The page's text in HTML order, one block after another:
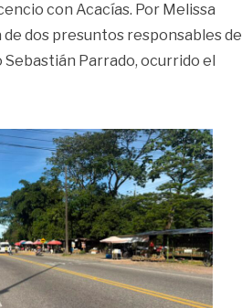
con Acacías. Por Melissa
dos presuntos responsables
Parrado, ocurrido el